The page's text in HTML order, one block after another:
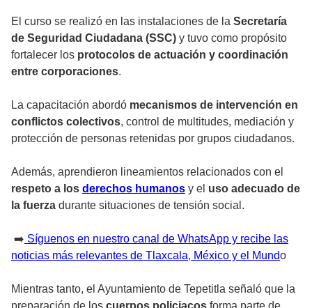
El curso se realizó en las instalaciones de la Secretaría
de Seguridad Ciudadana (SSC) y tuvo como propósito
fortalecer los protocolos de actuación y coordinación
entre corporaciones.
La capacitación abordó mecanismos de intervención en
conflictos colectivos, control de multitudes, mediación y
protección de personas retenidas por grupos ciudadanos.
Además, aprendieron lineamientos relacionados con el
respeto a los derechos humanos y el uso adecuado de
la fuerza durante situaciones de tensión social.
➡️ Síguenos en nuestro canal de WhatsApp y recibe las
noticias más relevantes de Tlaxcala, México y el Mundo
Mientras tanto, el Ayuntamiento de Tepetitla señaló que la
preparación de los cuerpos policiacos forma parte de